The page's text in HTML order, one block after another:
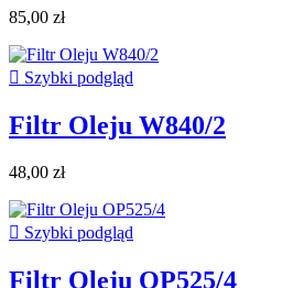
85,00 zł
 Szybki podgląd
Filtr Oleju W840/2
48,00 zł
 Szybki podgląd
Filtr Oleju OP525/4